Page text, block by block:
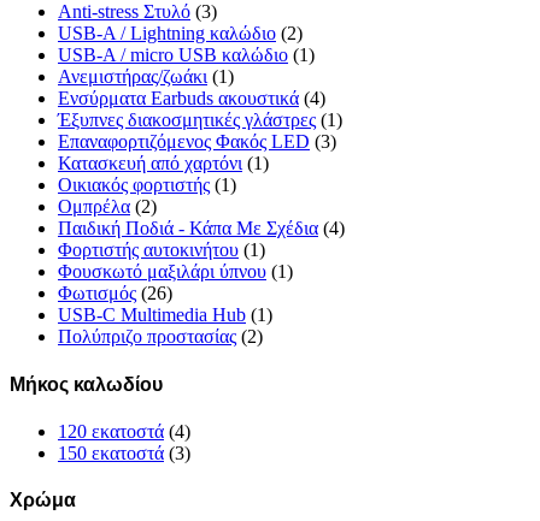
Anti-stress Στυλό (3)
USB-A / Lightning καλώδιο (2)
USB-A / micro USB καλώδιο (1)
Ανεμιστήρας/ζωάκι (1)
Ενσύρματα Earbuds ακουστικά (4)
Έξυπνες διακοσμητικές γλάστρες (1)
Επαναφορτιζόμενος Φακός LED (3)
Κατασκευή από χαρτόνι (1)
Οικιακός φορτιστής (1)
Ομπρέλα (2)
Παιδική Ποδιά - Κάπα Με Σχέδια (4)
Φορτιστής αυτοκινήτου (1)
Φουσκωτό μαξιλάρι ύπνου (1)
Φωτισμός (26)
USB-C Multimedia Hub (1)
Πολύπριζο προστασίας (2)
Μήκος καλωδίου
120 εκατοστά (4)
150 εκατοστά (3)
Χρώμα